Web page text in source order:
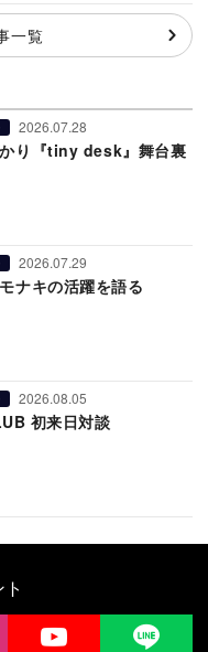
一覧
2026.07.28
り『tiny desk』舞台裏
2026.07.29
ナキの活躍を語る
2026.08.05
初来日対談
YouTube